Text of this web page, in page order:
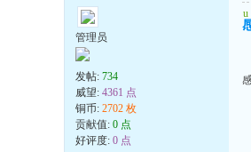
管理员
发帖: 734
威望: 4361 点
铜币: 2702 枚
贡献值: 0 点
好评度: 0 点
u